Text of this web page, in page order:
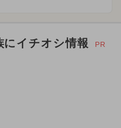
にイチオシ情報 PR